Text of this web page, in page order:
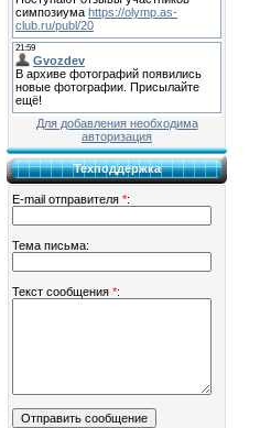
Для добавления необходима
авторизация
Техподдержка
E-mail отправителя *:
Тема письма:
Текст сообщения *: